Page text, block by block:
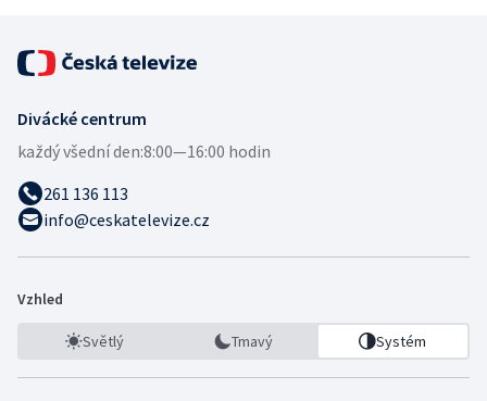
Divácké centrum
každý všední den:8:00—16:00 hodin
261 136 113
info@ceskatelevize.cz
Vzhled
Světlý Tmavý Systém